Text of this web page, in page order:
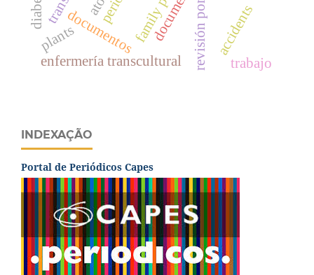
documentos
enfermería transcultural
accidents
plants
trabajo
INDEXAÇÃO
Portal de Periódicos Capes